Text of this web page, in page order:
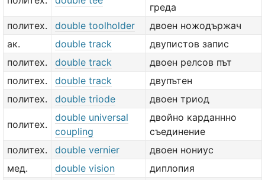
греда
политех.
double toolholder
двоен ножодържач
ак.
double track
двупистов запис
политех.
double track
двоен релсов път
политех.
double track
двупътен
политех.
double triode двоен триод
политех.
double universal
coupling
двойно карданнно
съединение
политех.
double vernier
двоен нониус
мед.
double vision диплопия